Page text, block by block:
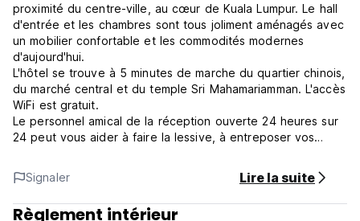
proximité du centre-ville, au cœur de Kuala Lumpur. Le hall
d'entrée et les chambres sont tous joliment aménagés avec
un mobilier confortable et les commodités modernes
d'aujourd'hui.
L'hôtel se trouve à 5 minutes de marche du quartier chinois,
du marché central et du temple Sri Mahamariamman. L'accès
WiFi est gratuit.
Le personnel amical de la réception ouverte 24 heures sur
24 peut vous aider à faire la lessive, à entreposer vos
transferts depuis l'aéroport mais ne peut pas assurer les
transferts depuis l'aéroport.
Veuillez imprimer les indications pour vous rendre au Travel
Hub, cela aidera le chauffeur de taxi.
Signaler Lire la suite
Règlement intérieur